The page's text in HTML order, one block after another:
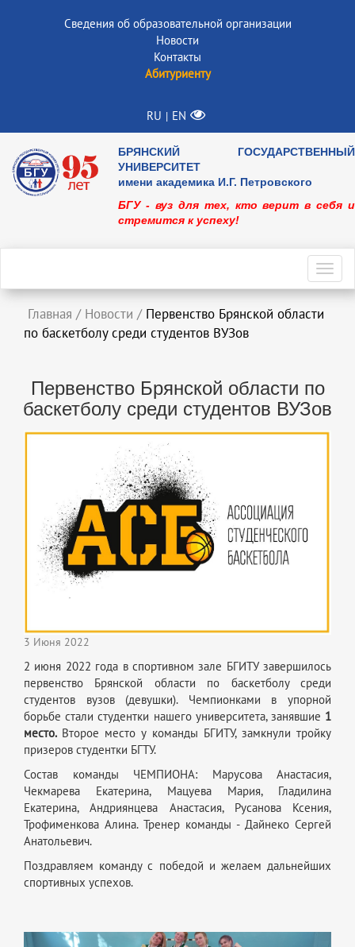
Сведения об образовательной организации
Новости
Контакты
Абитуриенту
RU | EN
БРЯНСКИЙ ГОСУДАРСТВЕННЫЙ
УНИВЕРСИТЕТ
имени академика И.Г. Петровского
БГУ - вуз для тех, кто верит в себя и
стремится к успеху!
Главная / Новости / Первенство Брянской области
по баскетболу среди студентов ВУЗов
Первенство Брянской области по
баскетболу среди студентов ВУЗов
3 Июня 2022
2 июня 2022 года в спортивном зале БГИТУ завершилось
первенство Брянской области по баскетболу среди
студентов вузов (девушки). Чемпионками в упорной
борьбе стали студентки нашего университета, занявшие 1
место. Второе место у команды БГИТУ, замкнули тройку
призеров студентки БГТУ.
Состав команды ЧЕМПИОНА: Марусова Анастасия,
Чекмарева Екатерина, Мацуева Мария, Гладилина
Екатерина, Андриянцева Анастасия, Русанова Ксения,
Трофименкова Алина. Тренер команды - Дайнеко Сергей
Анатольевич.
Поздравляем команду с победой и желаем дальнейших
спортивных успехов.